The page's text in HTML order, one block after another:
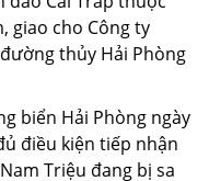
giao cho Công ty
thủy Hải Phòng
biển Hải Phòng ngày
điều kiện tiếp nhận
Triệu đang bị sa